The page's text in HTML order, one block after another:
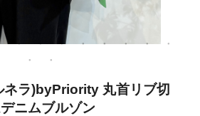
ラ)byPriority 丸首リブ切
ニムブルゾン